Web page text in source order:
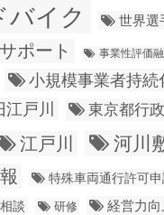
バイク
世界選
ポート 事業性評価
小規模事業者持続
江戸川 東京都行
江戸川
河川
特殊車両通行許可
相談 研修 経営力